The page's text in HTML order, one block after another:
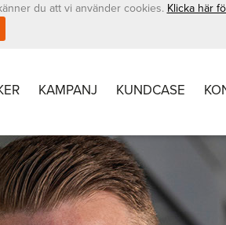
KAMPANJ KUNDCASE
du att vi använder cookies. Klicka här